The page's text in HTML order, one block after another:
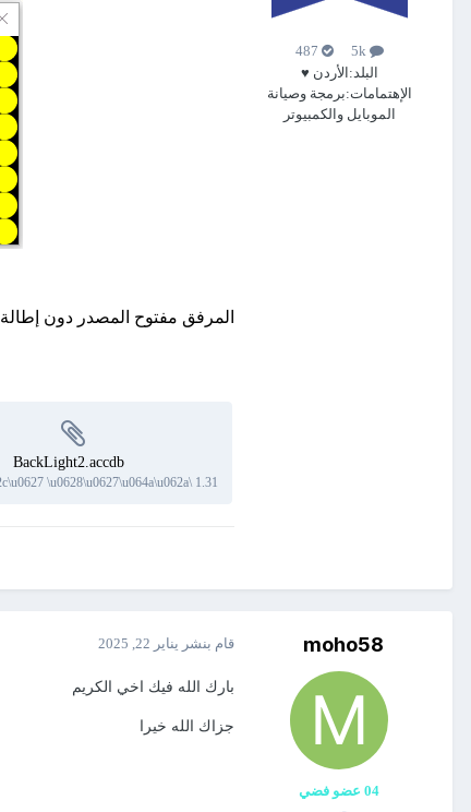
5k
البلد:الأردن ♥
الإهتمامات:برمجة وصيانة
الموبايل والكمبيوتر
المرفق مفتوح المصدر دون إطالة
BackLight2.accdb
1.31 \u0645\u064a\u062c\u0627 \u0628\u0627\u064a\u062a
moho58
04 عضو فضي
قام بنشر يناير 22, 2025
بارك الله فيك اخي الكريم
جزاك الله خيرا